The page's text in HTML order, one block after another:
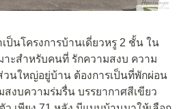
ป็นโครงการบ้านเดี่ยวหรู 2 ชั้น ใน
าะสำหรับคนที่ รักความสงบ ความ
วนใหญ่อยู่บ้าน ต้องการเป็นที่พักผ่อน
สงบความร่มรื่น บรรยากาศสีเขียว